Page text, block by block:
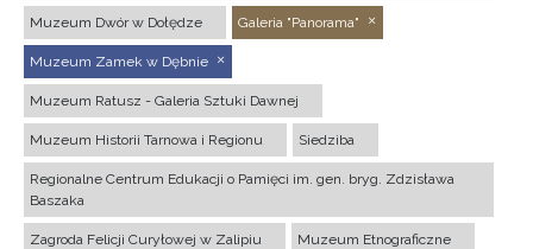
Muzeum Dwór w Dołędze Galeria "Panorama"
Muzeum Zamek w Dębnie
Muzeum Ratusz - Galeria Sztuki Dawnej
Muzeum Historii Tarnowa i Regionu Siedziba
Regionalne Centrum Edukacji o Pamięci im. gen. bryg. Zdzisława
Baszaka
Zagroda Felicji Curyłowej w Zalipiu Muzeum Etnograficzne